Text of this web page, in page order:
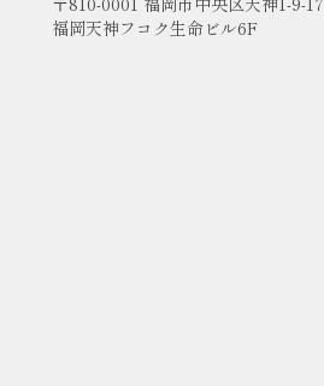
福岡天神フコク生命ビル6F